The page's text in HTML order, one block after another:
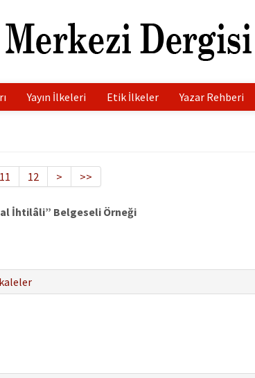
Yayın İlkeleri Etik İlkeler Yazar Rehberi
11 12 > >>
İhtilâli” Belgeseli Örneği